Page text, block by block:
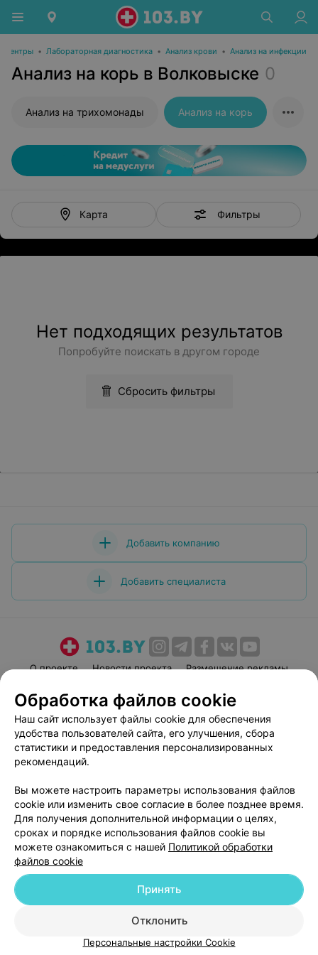
центры • Лабораторная диагностика • Анализ крови • Анализ на инфекции
Анализ на корь в Волковыске 0
Анализ на трихомонады Анализ на корь
Карта Фильтры
Нет подходящих результатов
Попробуйте поискать в другом городе
Сбросить фильтры
Добавить компанию
Добавить специалиста
О проекте Новости проекта
Размещение рекламы
Пользовательское соглашение
Способы оплаты
Вакансии
Партнеры
Написать руководителю 103.by
Персональные настройки cookie
Обработка персональных данных
© 2026 ООО «Артокс Лаб», УНП 191700409| 220012, Республика Беларусь,
г. Минск, улица Толбухина, 2, пом. 16 | help@103.by
Служба поддержки +375 291212755
Обработка файлов cookie
Наш сайт использует файлы cookie для обеспечения
удобства пользователей сайта, его улучшения, сбора
статистики и предоставления персонализированных
рекомендаций.
Вы можете настроить параметры использования файлов
cookie или изменить свое согласие в более позднее время.
Для получения дополнительной информации о целях,
сроках и порядке использования файлов cookie вы
можете ознакомиться с нашей Политикой обработки
файлов cookie
Отклонить
Принять
Персональные настройки Cookie